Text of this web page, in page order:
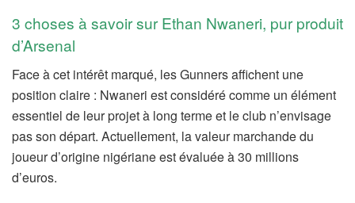
3 choses à savoir sur Ethan Nwaneri, pur produit
d’Arsenal
Face à cet intérêt marqué, les Gunners affichent une
position claire : Nwaneri est considéré comme un élément
essentiel de leur projet à long terme et le club n’envisage
pas son départ. Actuellement, la valeur marchande du
joueur d’origine nigériane est évaluée à 30 millions
d’euros.